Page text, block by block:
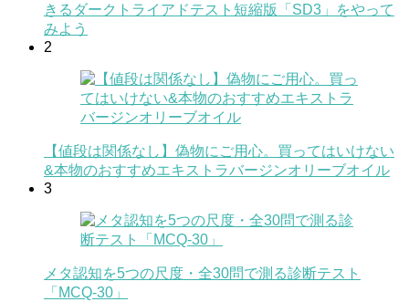
きるダークトライアドテスト短縮版「SD3」をやって
みよう
2
【値段は関係なし】偽物にご用心。買ってはいけない
&本物のおすすめエキストラバージンオリーブオイル
3
メタ認知を5つの尺度・全30問で測る診断テスト
「MCQ-30」